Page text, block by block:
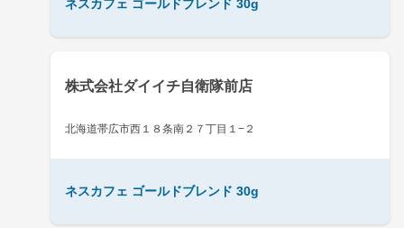
ネスカフェ ゴールドブレンド 30g
株式会社ダイイチ自衛隊前店
北海道帯広市西１８条南２７丁目１−２
ネスカフェ ゴールドブレンド 30g